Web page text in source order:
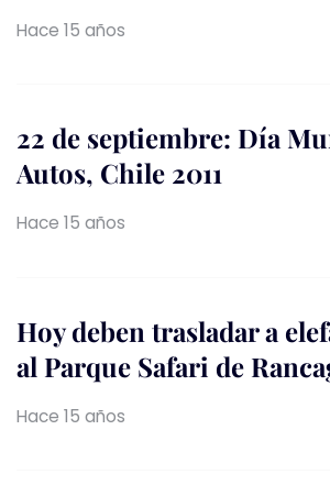
Hace 15 años
22 de septiembre: Día
Autos, Chile 2011
Hace 15 años
Hoy deben trasladar a
al Parque Safari de
Hace 15 años